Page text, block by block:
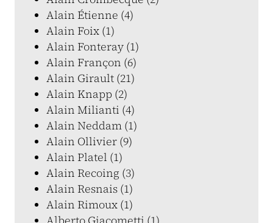
Alain Étienne (4)
Alain Foix (1)
Alain Fonteray (1)
Alain Françon (6)
Alain Girault (21)
Alain Knapp (2)
Alain Milianti (4)
Alain Neddam (1)
Alain Ollivier (9)
Alain Platel (1)
Alain Recoing (3)
Alain Resnais (1)
Alain Rimoux (1)